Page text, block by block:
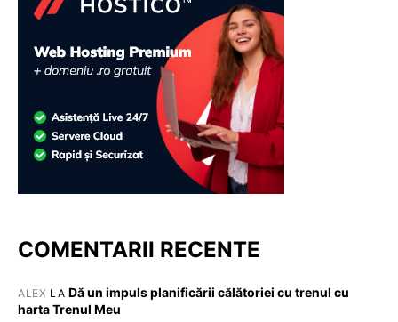
COMENTARII RECENTE
ALEX LA Dă un impuls planificării călătoriei cu trenul cu
harta Trenul Meu